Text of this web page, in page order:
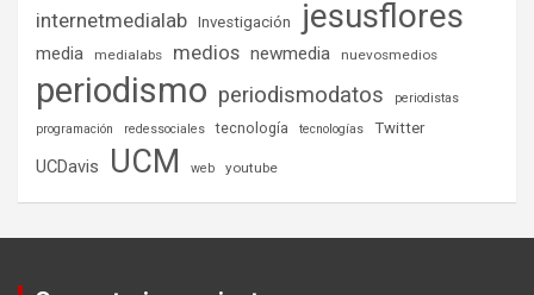
internetmedialab Investigación jesusflores
media medialabs medios newmedia nuevosmedios
periodismo periodismodatos
periodistas
programación
redessociales tecnología tecnologías Twitter
UCDavis UCM web youtube